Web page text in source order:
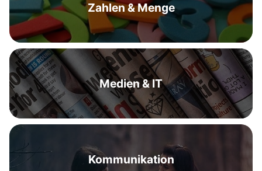
Zahlen & Menge
Medien & IT
Kommunikation